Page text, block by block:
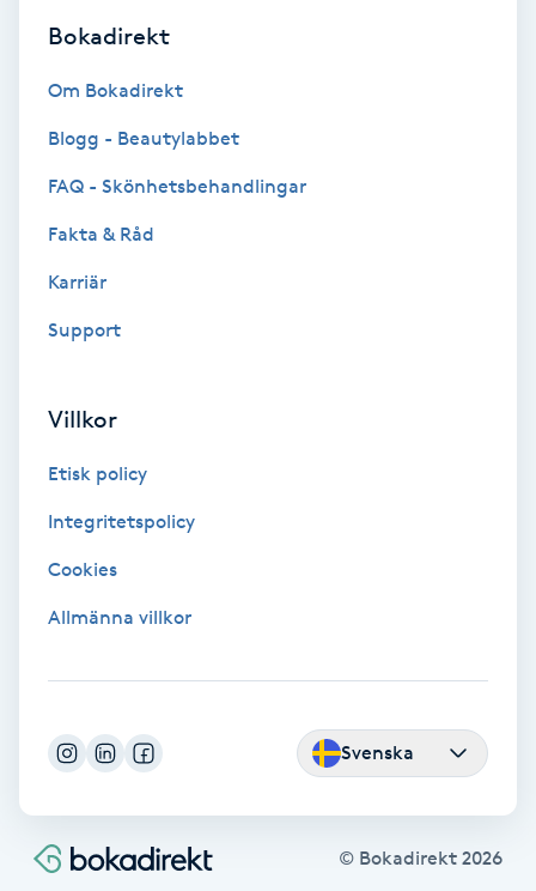
Faceliftmassage
Fettreducering
Fillers
Fotvård
Fransförlängning Megavolym
Bokadirekt
Om Bokadirekt
Blogg - Beautylabbet
FAQ - Skönhetsbehandlingar
Fakta & Råd
Karriär
Support
Villkor
Etisk policy
Integritetspolicy
Cookies
Allmänna villkor
Svenska
© Bokadirekt 2026